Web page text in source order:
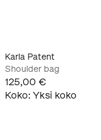
Karla Patent
Shoulder bag
125,00 €
Koko: Yksi koko